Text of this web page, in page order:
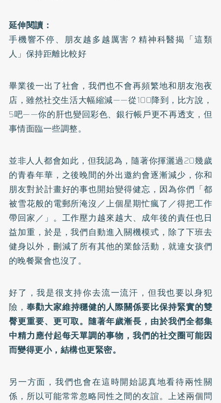
延伸閱讀：
手機響不停、朋友越多越厲害？精神科醫揭「這類
人」保持距離比較好
畢業後一出了社會，我們也不會再頻繁地和朋友泡夜
店，雖然社交生活大幅縮減——從100降到，比方說，
5吧——你的肝也變回彩色、銀行帳戶更不再透支，但
事情面臨一些調整。
並非人人都會如此，但我認為，隨著你揮灑過20幾歲
的青春年華，之後晚間的外出邀約會逐漸減少，你和
朋友對於計畫好的事也開始變得健忘，因為你們「都
被雪花般的電郵所淹沒／上個星期忙瘋了／得把工作
帶回家／」。工作壓力越來越大、成年後的責任也日
益加重，於是，我們自動進入關機模式，除了下班去
健身以外，刪減了所有其他的業餘活動，就連女孩們
的晚餐聚會也沒了。
好了，我是很支持你去流一流汗，但我也要以身犯
險， 奉勸大家維持穩健的人際關係要比保持緊實的雙
臀更重要、更可取。隨著年歲漸長，由於我們全都集
中精力應付起每天單調的事物，我們的社交圈可能因
而變得更小，結構也更緊密。
另一方面，我們也會在這時開始認真地看待兩性關
係，所以可能常常忽略同性之間的友誼。上述兩個問